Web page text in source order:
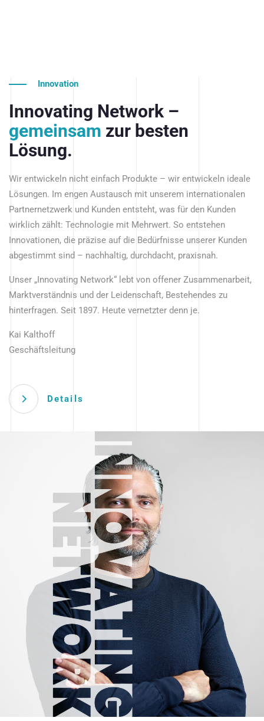
Innovation
Innovating Network –
gemeinsam zur besten
Lösung.
Wir entwickeln nicht einfach Produkte – wir entwickeln ideale
Lösungen. Im engen Austausch mit unserem internationalen
Partnernetzwerk und Kunden entsteht, was für den Kunden
wirklich zählt: Technologie mit Mehrwert. So entstehen
Innovationen, die präzise auf die Bedürfnisse unserer Kunden
abgestimmt sind – nachhaltig, durchdacht, praxisnah.
Unser „Innovating Network“ lebt von offener Zusammenarbeit,
Marktverständnis und der Leidenschaft, Bestehendes zu
hinterfragen. Seit 1897. Heute vernetzter denn je.
Kai Kalthoff
Geschäftsleitung
Details